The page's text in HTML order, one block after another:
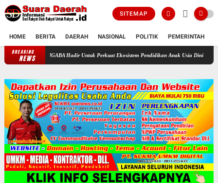
SITEMAP
HOME BERITA DAERAH NASIONAL POLITIK PEMERINTAH
BREAKING
NEWS
IGABA Hadir Untuk Perkuat Ekosistem Pendidikan Anak Usia Dini Sudah